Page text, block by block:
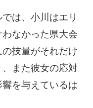
は、小川はエリ
なかった県大会
技量がそれだけ
また彼女の応対
を与えているは